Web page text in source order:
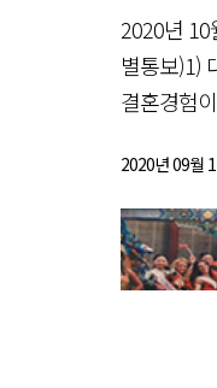
2020년 10
별통보)1)
결혼경험
2020년 09월